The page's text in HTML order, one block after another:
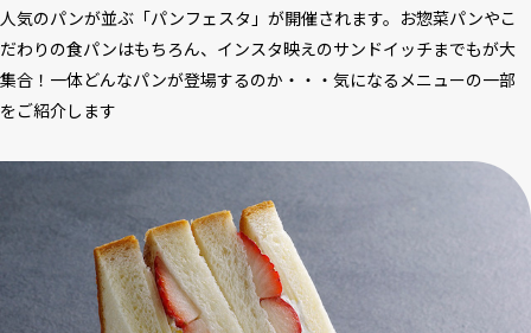
人気のパンが並ぶ「パンフェスタ」が開催されます。お惣菜パンやこ
だわりの食パンはもちろん、インスタ映えのサンドイッチまでもが大
集合！一体どんなパンが登場するのか・・・気になるメニューの一部
をご紹介します